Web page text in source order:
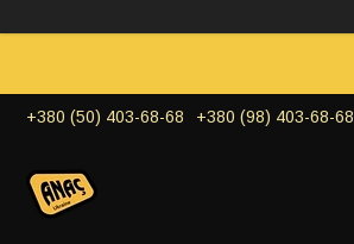
+380 (50) 403-68-68 +380 (98) 403-68-68